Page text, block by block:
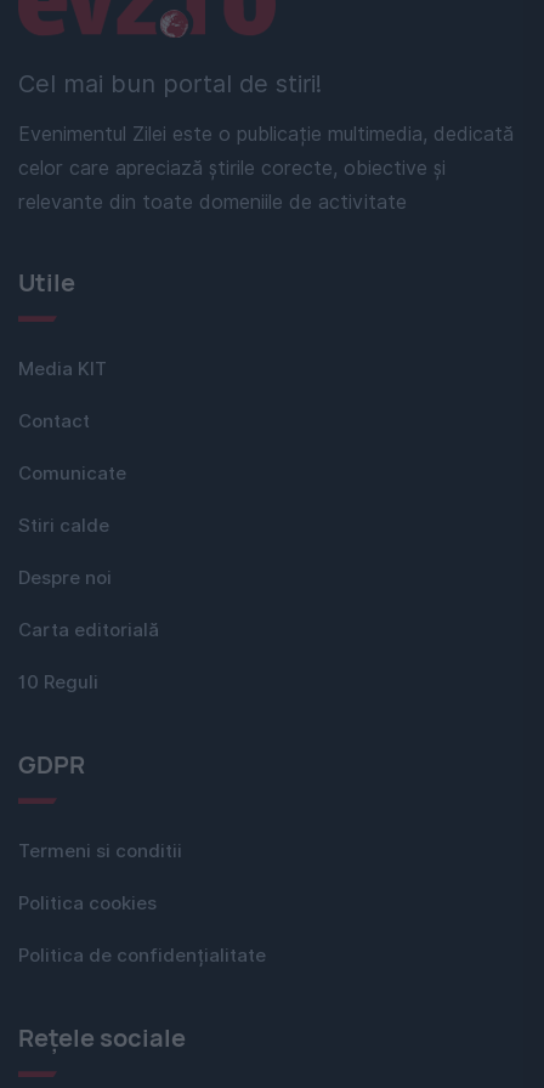
Cel mai bun portal de stiri!
Evenimentul Zilei este o publicație multimedia, dedicată
celor care apreciază știrile corecte, obiective și
relevante din toate domeniile de activitate
Utile
Media KIT
Contact
Comunicate
Stiri calde
Despre noi
Carta editorială
10 Reguli
GDPR
Termeni si conditii
Politica cookies
Politica de confidențialitate
Rețele sociale